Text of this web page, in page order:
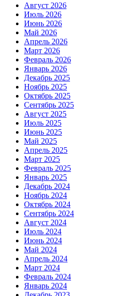
Август 2026
Июль 2026
Июнь 2026
Май 2026
Апрель 2026
Март 2026
Февраль 2026
Январь 2026
Декабрь 2025
Ноябрь 2025
Октябрь 2025
Сентябрь 2025
Август 2025
Июль 2025
Июнь 2025
Май 2025
Апрель 2025
Март 2025
Февраль 2025
Январь 2025
Декабрь 2024
Ноябрь 2024
Октябрь 2024
Сентябрь 2024
Август 2024
Июль 2024
Июнь 2024
Май 2024
Апрель 2024
Март 2024
Февраль 2024
Январь 2024